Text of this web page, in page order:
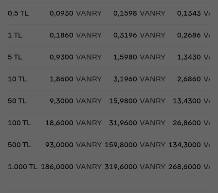
0,5 TL 0,0930 VANRY 0,1598 VANRY 0,1343
1 TL 0,1860 VANRY 0,3196 VANRY 0,2686
5 TL 0,9300 VANRY 1,5980 VANRY 1,3430
10 TL 1,8600 VANRY 3,1960 VANRY 2,6860
50 TL 9,3000 VANRY 15,9800 VANRY 13,4300
100 TL 18,6000 VANRY 31,9600 VANRY 26,8600
500 TL 93,0000 VANRY 159,8000 VANRY 134,3000
1.000 TL 186,0000 VANRY 319,6000 VANRY 268,6000